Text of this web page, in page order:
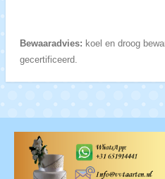
Bewaaradvies: koel en droog
gecertificeerd.